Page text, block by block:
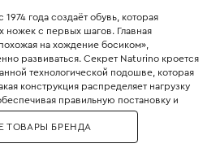
года создаёт обувь, которая
ножек с первых шагов. Главная
на хождение босиком»,
развиваться. Секрет Naturino кроется
технологической подошве, которая
конструкция распределяет нагрузку
правильную постановку и
стелька выполнена из
антибактериальными
жёсткий для фиксации пяточки, но
ТОВАРЫ БРЕНДА